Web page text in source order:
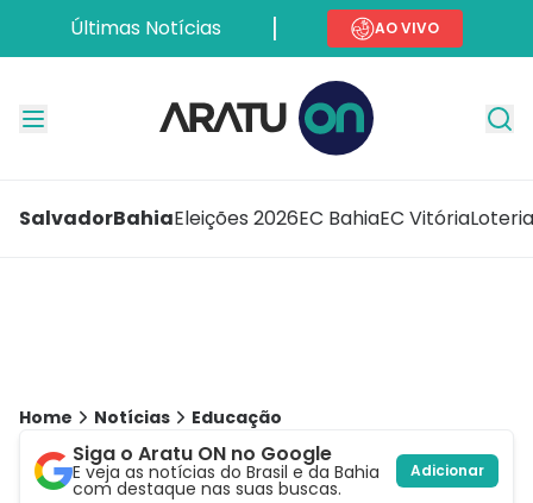
Últimas Notícias AO VIVO
SalvadorBahiaEleições 2026EC BahiaEC Vitória
Home Notícias Educação
Siga o Aratu ON no Google
E veja as notícias do Brasil e da Bahia
com destaque nas suas buscas.
Adicionar